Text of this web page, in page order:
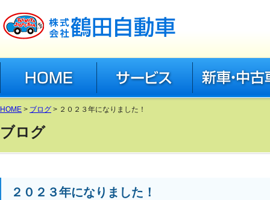
HOME サービス
新車・中古車
HOME > ブログ > ２０２３年になりました！
ブログ
２０２３年になりました！